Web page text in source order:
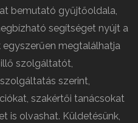
bemutató gyűjtőoldala,
segítséget nyújt a
egyszerűen megtalálhatja
szolgáltatót,
szerint,
szakértői tanácsokat
is olvashat. Küldetésünk,